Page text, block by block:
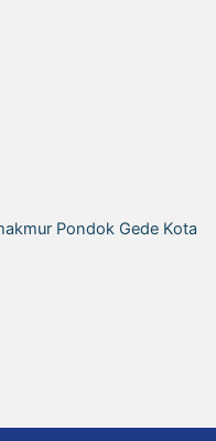
Pondok Gede Kota